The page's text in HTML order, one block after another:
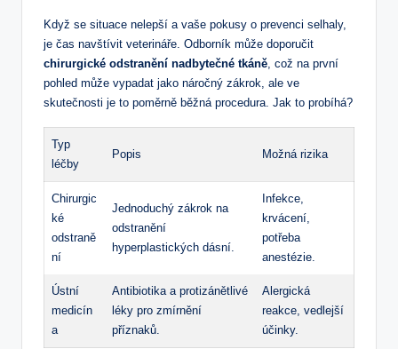
Když se situace nelepší a vaše pokusy o prevenci selhaly,
je čas navštívit veterináře. Odborník může doporučit
chirurgické odstranění nadbytečné tkáně , což na první
pohled může vypadat jako náročný zákrok, ale ve
skutečnosti je to poměrně běžná procedura. Jak to probíhá?
Typ
léčby
Popis Možná rizika
Chirurgic
ké
odstraně
ní
Jednoduchý zákrok na
odstranění
hyperplastických dásní.
Infekce,
krvácení,
potřeba
anestézie.
Ústní
medicín
a
Antibiotika a protizánětlivé
léky pro zmírnění
příznaků.
Alergická
reakce, vedlejší
účinky.